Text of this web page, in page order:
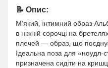
📝 Опис:
М’який, інтимний образ
в ніжній сорочці на
плечей — образ, що поєднує
Ідеальна поза для «ноудл-
призначена сидіти на